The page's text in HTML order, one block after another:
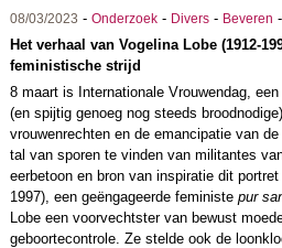
08/03/2023 - Onderzoek- Divers- Beveren -
Het verhaal van Vogelina Lobe (1912-
feministische strijd
8 maart is Internationale Vrouwendag,
(en spijtig genoeg nog steeds
vrouwenrechten en de emancipatie van
tal van sporen te vinden van militantes
eerbetoon en bron van inspiratie dit
1997), een geëngageerde feministe pur
Lobe een voorvechtster van bewust
geboortecontrole. Ze stelde ook de